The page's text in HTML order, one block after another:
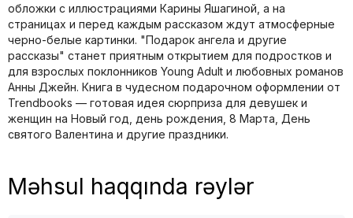
обложки с иллюстрациями Карины Яшагиной, а на
страницах и перед каждым рассказом ждут атмосферные
черно-белые картинки. "Подарок ангела и другие
рассказы" станет приятным открытием для подростков и
для взрослых поклонников Young Adult и любовных романов
Анны Джейн. Книга в чудесном подарочном оформлении от
Trendbooks — готовая идея сюрприза для девушек и
женщин на Новый год, день рождения, 8 Марта, День
святого Валентина и другие праздники.
Məhsul haqqında rəylər